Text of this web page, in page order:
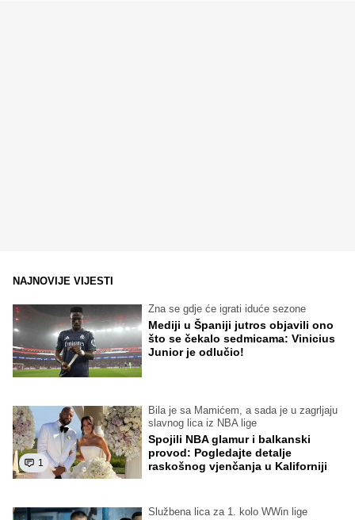
NAJNOVIJE VIJESTI
Zna se gdje će igrati iduće sezone
Mediji u Španiji jutros objavili ono
što se čekalo sedmicama: Vinicius
Junior je odlučio!
1
Bila je sa Mamićem, a sada je u zagrljaju
slavnog lica iz NBA lige
Spojili NBA glamur i balkanski
provod: Pogledajte detalje
raskošnog vjenčanja u Kaliforniji
Službena lica za 1. kolo WWin lige